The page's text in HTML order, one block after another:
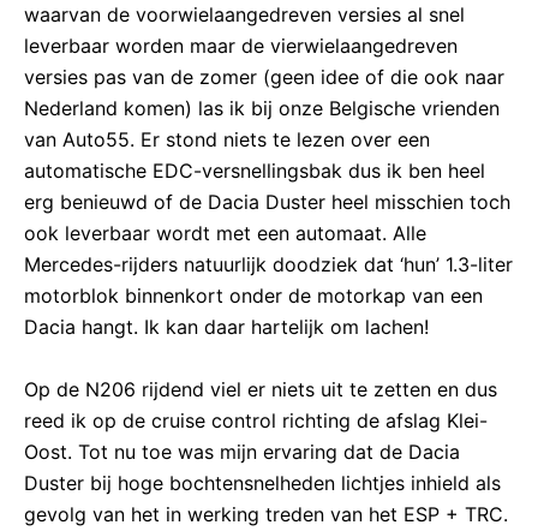
waarvan de voorwielaangedreven versies al snel
leverbaar worden maar de vierwielaangedreven
versies pas van de zomer (geen idee of die ook naar
Nederland komen) las ik bij onze Belgische vrienden
van Auto55. Er stond niets te lezen over een
automatische EDC-versnellingsbak dus ik ben heel
erg benieuwd of de Dacia Duster heel misschien toch
ook leverbaar wordt met een automaat. Alle
Mercedes-rijders natuurlijk doodziek dat ‘hun’ 1.3-liter
motorblok binnenkort onder de motorkap van een
Dacia hangt. Ik kan daar hartelijk om lachen!
Op de N206 rijdend viel er niets uit te zetten en dus
reed ik op de cruise control richting de afslag Klei-
Oost. Tot nu toe was mijn ervaring dat de Dacia
Duster bij hoge bochtensnelheden lichtjes inhield als
gevolg van het in werking treden van het ESP + TRC.